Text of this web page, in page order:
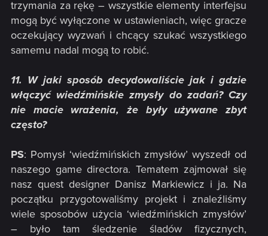
trzymania za rękę – wszystkie elementy interfejsu
mogą być wyłączone w ustawieniach, więc gracze
oczekujący wyzwań i chcący szukać wszystkiego
samemu nadal mogą to robić.
11. W jaki sposób decydowaliście jak i gdzie
włączyć wiedźmińskie zmysły do zadań? Czy
nie macie wrażenia, że były używane zbyt
często?
PS: Pomysł ‘wiedźmińskich zmysłów’ wyszedł od
naszego game directora. Tematem zajmował się
nasz quest designer Danisz Markiewicz i ja. Na
początku przygotowaliśmy projekt i znaleźliśmy
wiele sposobów użycia ‘wiedźmińskich zmysłów’
– było tam śledzenie śladów fizycznych,